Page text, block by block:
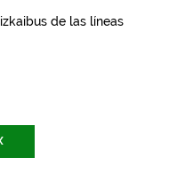
de las líneas